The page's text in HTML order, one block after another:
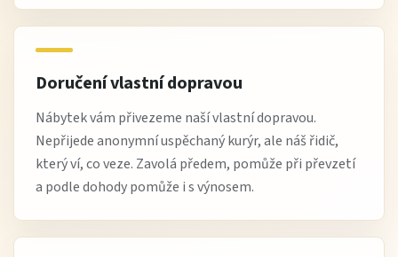
Doručení vlastní dopravou
Nábytek vám přivezeme naší vlastní dopravou.
Nepřijede anonymní uspěchaný kurýr, ale náš řidič,
který ví, co veze. Zavolá předem, pomůže při převzetí
a podle dohody pomůže i s výnosem.